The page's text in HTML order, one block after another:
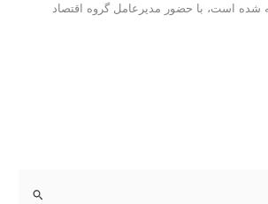
شده است، با حضور مدیرعامل گروه اقتصاد